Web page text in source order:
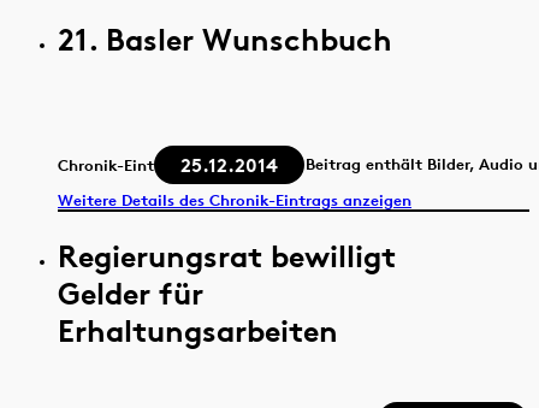
21. Basler Wunschbuch
Chronik-Eintrag 25.12.2014
Beitrag enthält Bilder, Audio
Weitere Details des Chronik-Eintrags anzeigen
Regierungsrat bewilligt
Gelder für
Erhaltungsarbeiten